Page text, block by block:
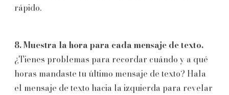
rápido.
8. Muestra la hora para cada mensaje de texto.
¿Tienes problemas para recordar cuándo y a qué
horas mandaste tu último mensaje de texto? Hala
el mensaje de texto hacia la izquierda para revelar